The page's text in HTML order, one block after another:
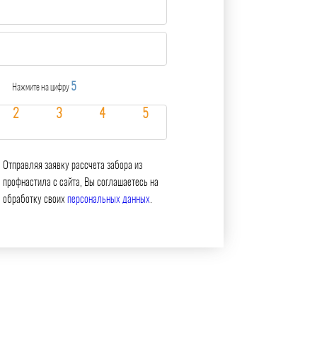
Нажмите на цифру 5
Отправляя заявку рассчета забора из
профнастила с сайта, Вы соглашаетесь на
обработку своих персональных данных